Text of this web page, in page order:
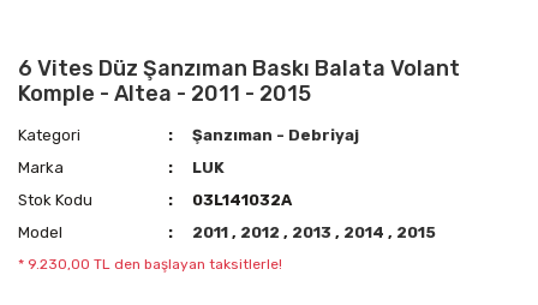
6 Vites Düz Şanzıman Baskı Balata Volant
Komple - Altea - 2011 - 2015
Kategori
Şanzıman - Debriyaj
Marka
LUK
Stok Kodu
03L141032A
Model
2011, 2012, 2013, 2014, 2015
* 9.230,00 TL den başlayan taksitlerle!